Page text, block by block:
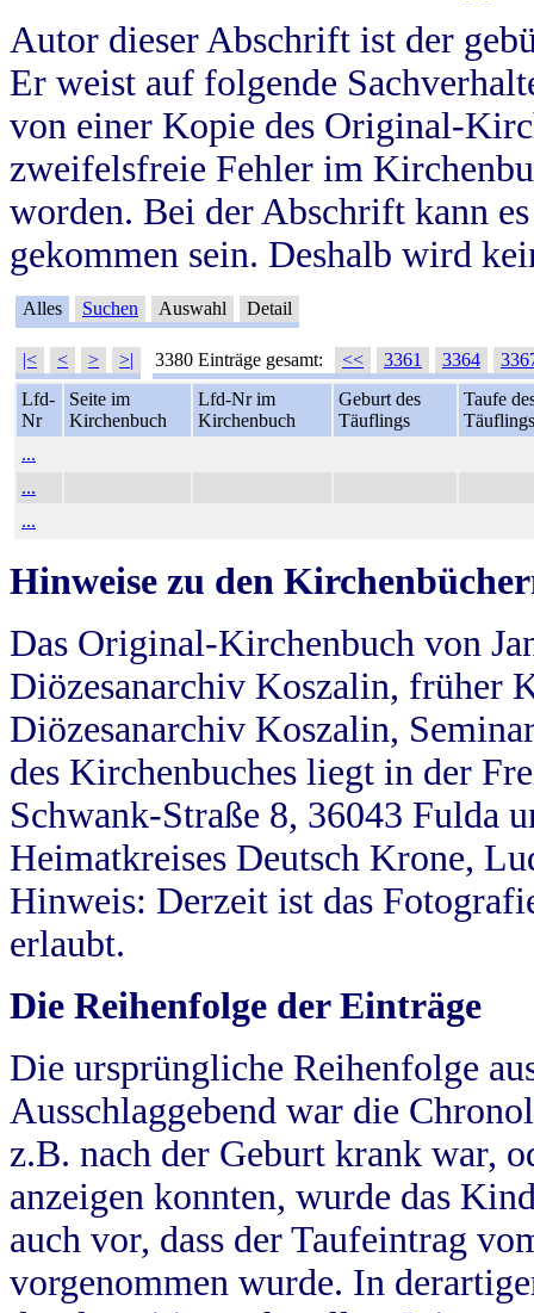
Autor dieser Abschrift ist der
Er weist auf folgende
von einer Kopie des Original-
zweifelsfreie Fehler im
worden. Bei der Abschrift kann
gekommen sein. Deshalb wird
Alles Suchen Auswahl Detail
|< < > >| 3380 Einträge gesamt: << 3361 3364
Lfd-
Nr
Seite im
Kirchenbuch
Lfd-Nr im
Kirchenbuch
Geburt des
Täuflings
Taufe
Täuflings
...
...
...
Hinweise zu den
Das Original-Kirchenbuch von
Diözesanarchiv Koszalin, früher
Diözesanarchiv Koszalin,
des Kirchenbuches liegt in der
Schwank-Straße 8, 36043 Fulda
Heimatkreises Deutsch Krone,
Hinweis: Derzeit ist das
erlaubt.
Die Reihenfolge der Einträge
Die ursprüngliche Reihenfolge
Ausschlaggebend war die
z.B. nach der Geburt krank war,
anzeigen konnten, wurde das
auch vor, dass der Taufeintrag
vorgenommen wurde. In